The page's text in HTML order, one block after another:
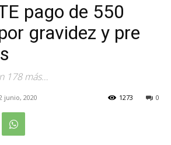
pago de 550
gravidez y pre
178 más…
junio, 2020 0
1273